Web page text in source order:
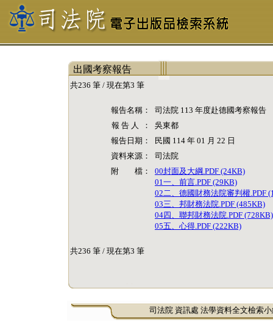
出國考察報告
共236 筆 / 現在第3 筆
報告名稱：
司法院 113 年度赴德國考察報告
報 告 人 ：
吳東都
報告日期：
民國 114 年 01 月 22 日
資料來源：
司法院
附 檔：
00封面及大綱.PDF (24KB)
01一、前言.PDF (29KB)
02二、德國財務法院審判權.PDF
03三、邦財務法院.PDF (485KB)
04四、聯邦財務法院.PDF (728KB)
05五、心得.PDF (222KB)
共236 筆 / 現在第3 筆
司法院 資訊處 法學資料全文檢索